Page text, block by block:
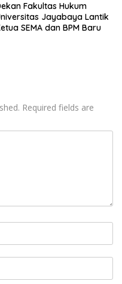
Fakultas Hukum
Jayabaya Lantik
SEMA dan BPM Baru
Required fields are